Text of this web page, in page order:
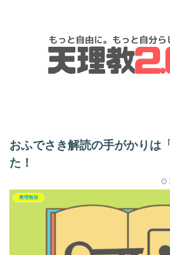
おふでさき解読の手がかりは
た！
教理勉強